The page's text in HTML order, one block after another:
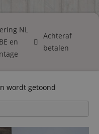
NL
en
Achteraf
betalen
wordt getoond